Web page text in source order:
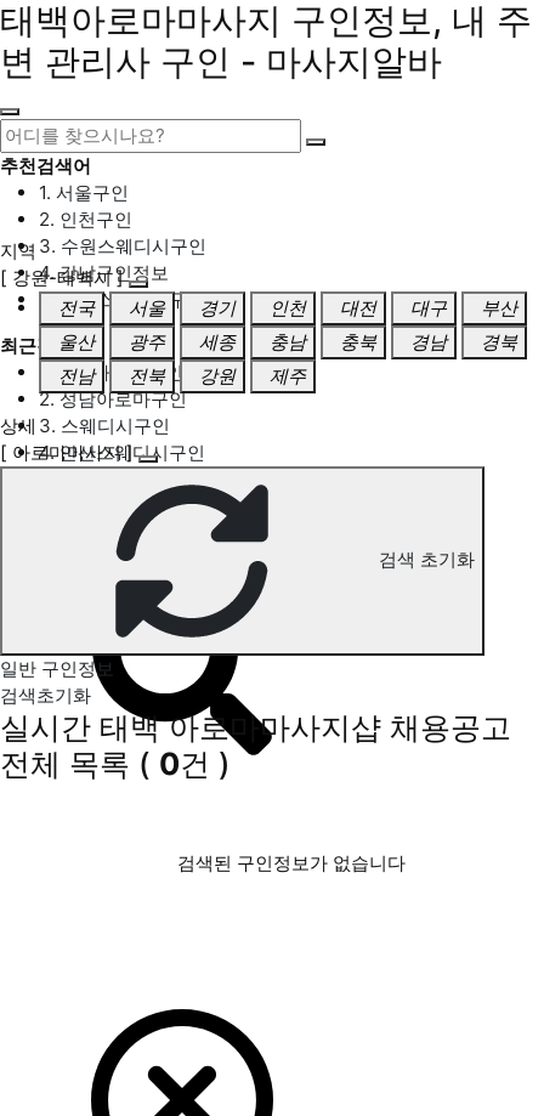
태백아로마마사지 구인정보, 내 주
변 관리사 구인 - 마사지알바
추천검색어
1. 서울구인
2. 인천구인
3. 수원스웨디시구인
4. 강남구인정보
5. 동탄스웨디시구인
최근검색어
1. 일산마사지구인
2. 성남아로마구인
3. 스웨디시구인
4. 안산스웨디시구인
태백 아로마마사지 구인정보
지역
[ 강원-태백시 ]
전국
서울 경기 인천 대전 대구
부산
울산
광주 세종 충남 충북 경남
경북
전남
전북 강원 제주
상세
[ 아로마마사지 ]
검색 초기화
일반 구인정보
검색초기화
실시간 태백 아로마마사지샵 채용공고
전체 목록 ( 0건 )
검색된 구인정보가 없습니다